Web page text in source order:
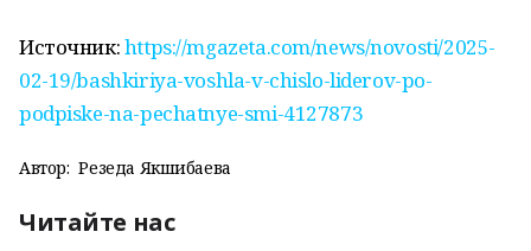
Источник:https://mgazeta.com/news/novosti/2025-
02-19/bashkiriya-voshla-v-chislo-liderov-po-
podpiske-na-pechatnye-smi-4127873
Автор: Резеда Якшибаева
Читайте нас